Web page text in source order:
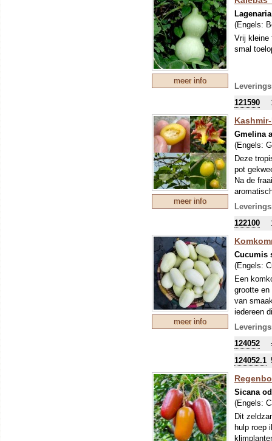
meer info
(Engels:
Vrij kleine
smal
121590
meer info
Gmelina
(Engels:
Deze
pot
Na de
worden in
122100
meer info
Cucumis
(Engels:
Een
grootte
van
iedereen
raadzaam
meestal
worden
augurkje
eetbaar!
124052
124052.1
Sicana
(Engels:
Dit
hulp roep